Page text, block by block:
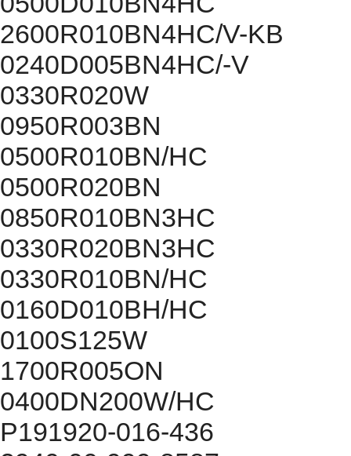
2600R010BN4HC/V-KB
0240D005BN4HC/-V
0330R020W
0950R003BN
0500R010BN/HC
0500R020BN
0850R010BN3HC
0330R020BN3HC
0330R010BN/HC
0160D010BH/HC
0100S125W
1700R005ON
0400DN200W/HC
P191920-016-436